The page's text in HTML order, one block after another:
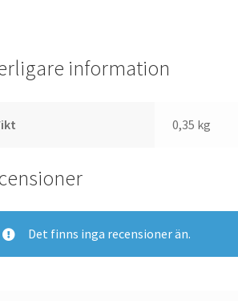
information
0,35 kg
Det finns inga recensioner än.